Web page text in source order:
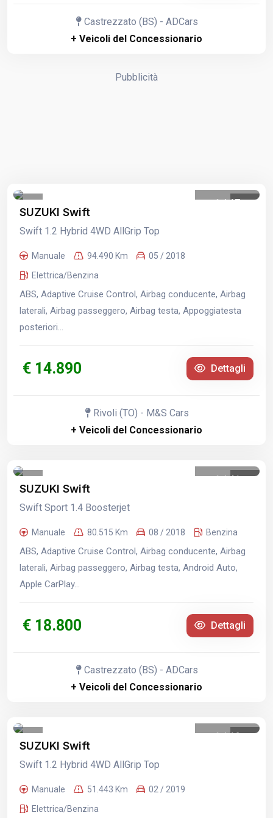
Castrezzato (BS) - ADCars
+ Veicoli del Concessionario
Pubblicità
1 /17
SUZUKI Swift
Swift 1.2 Hybrid 4WD AllGrip Top
Manuale 94.490 Km
05 / 2018
Elettrica/Benzina
ABS, Adaptive Cruise Control, Airbag conducente, Airbag
laterali, Airbag passeggero, Airbag testa, Appoggiatesta
posteriori...
€ 14.890 Dettagli
Rivoli (TO) - M&S Cars
+ Veicoli del Concessionario
1 /41
SUZUKI Swift
Swift Sport 1.4 Boosterjet
Manuale 80.515 Km 08 / 2018 Benzina
ABS, Adaptive Cruise Control, Airbag conducente, Airbag
laterali, Airbag passeggero, Airbag testa, Android Auto,
Apple CarPlay...
€ 18.800 Dettagli
Castrezzato (BS) - ADCars
+ Veicoli del Concessionario
1 /16
SUZUKI Swift
Swift 1.2 Hybrid 4WD AllGrip Top
Manuale 51.443 Km
02 / 2019
Elettrica/Benzina